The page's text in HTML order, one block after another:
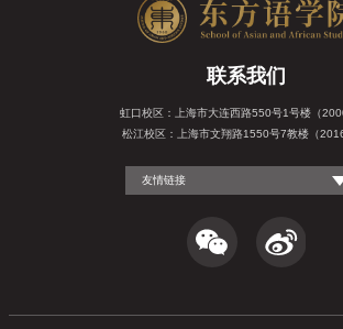
联系我们
虹口校区：上海市大连西路550号1号楼（
松江校区：上海市文翔路1550号7教楼（
友情链接